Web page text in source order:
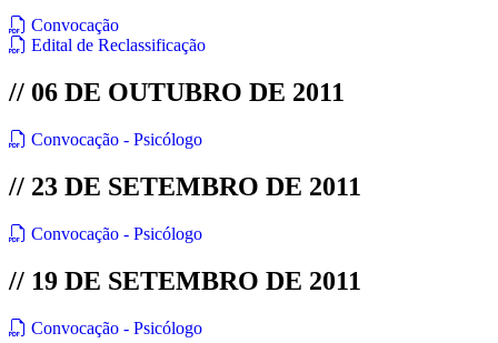
Convocação
Edital de Reclassificação
// 06 DE OUTUBRO DE 2011
Convocação - Psicólogo
// 23 DE SETEMBRO DE 2011
Convocação - Psicólogo
// 19 DE SETEMBRO DE 2011
Convocação - Psicólogo